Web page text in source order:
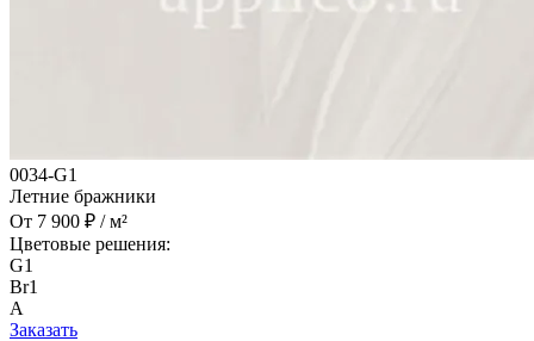
0034-G1
Летние бражники
От 7 900 ₽ / м²
Цветовые решения:
G1
Br1
A
Заказать